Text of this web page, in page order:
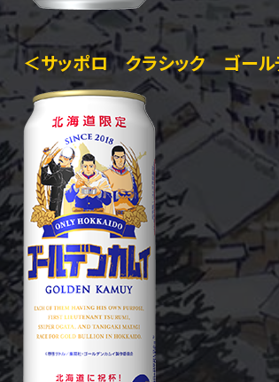
＜サッポロ クラシック ゴー